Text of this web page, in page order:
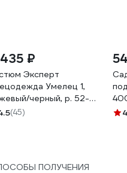
₽
Эксперт
Умелец 1,
черный, р. 52-
182-188
(45)
ПОЛУЧЕНИЯ